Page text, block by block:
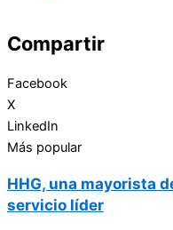
Compartir
Facebook
X
LinkedIn
Más popular
HHG, una mayorista
servicio líder